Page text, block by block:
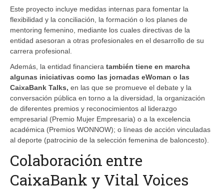
Este proyecto incluye medidas internas para fomentar la
flexibilidad y la conciliación, la formación o los planes de
mentoring femenino, mediante los cuales directivas de la
entidad asesoran a otras profesionales en el desarrollo de su
carrera profesional.
Además, la entidad financiera también tiene en marcha
algunas iniciativas como las jornadas eWoman o las
CaixaBank Talks, en las que se promueve el debate y la
conversación pública en torno a la diversidad, la organización
de diferentes premios y reconocimientos al liderazgo
empresarial (Premio Mujer Empresaria) o a la excelencia
académica (Premios WONNOW); o líneas de acción vinculadas
al deporte (patrocinio de la selección femenina de baloncesto).
Colaboración entre
CaixaBank y Vital Voices